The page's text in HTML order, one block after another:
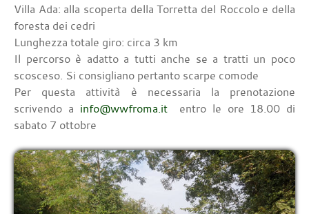
Villa Ada: alla scoperta della Torretta del Roccolo e della
foresta dei cedri
Lunghezza totale giro: circa 3 km
Il percorso è adatto a tutti anche se a tratti un poco
scosceso. Si consigliano pertanto scarpe comode
Per questa attività è necessaria la prenotazione
scrivendo a info@wwfroma.itentro le ore 18.00 di
sabato 7 ottobre